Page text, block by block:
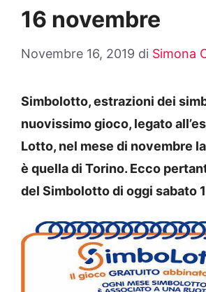
16 novembre
Novembre 16, 2019 di Simona
Simbolotto, estrazioni dei
nuovissimo gioco, legato
Lotto, nel mese di novembre
è quella di Torino. Ecco
del Simbolotto di oggi sabato